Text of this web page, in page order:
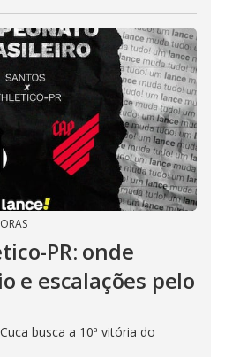
PR: onde
e escalações pelo
busca a 10ª vitória do